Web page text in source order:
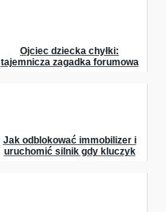
Ojciec dziecka chyłki:
tajemnicza zagadka forumowa
Jak odblokować immobilizer i
uruchomić silnik gdy kluczyk